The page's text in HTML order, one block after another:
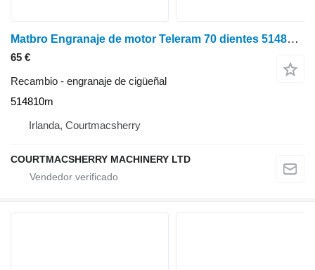
Matbro Engranaje de motor Teleram 70 dientes 514810m engranaje de cigüeñal para cargadora agrícola
65 €
Recambio - engranaje de cigüeñal
514810m
Irlanda, Courtmacsherry
COURTMACSHERRY MACHINERY LTD